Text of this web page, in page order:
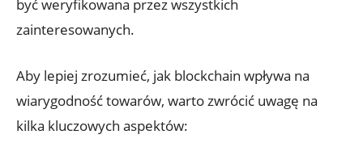
być weryfikowana przez ​wszystkich
zainteresowanych.
Aby lepiej‍ zrozumieć, jak ⁤blockchain wpływa na
wiarygodność towarów, warto zwrócić ‌uwagę‌ na
kilka kluczowych aspektów: